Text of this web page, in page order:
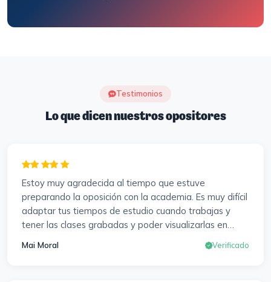
Testimonios
Lo que dicen nuestros opositores
Estoy muy agradecida al tiempo que estuve
preparando la oposición con la academia. Es muy difícil
adaptar tus tiempos de estudio cuando trabajas y
tener las clases grabadas y poder visualizarlas en
cualquier momento y las veces que sea necesario, se
agradece mucho. Sabemos que el trabajo de estudio
Mai Moral Verificado